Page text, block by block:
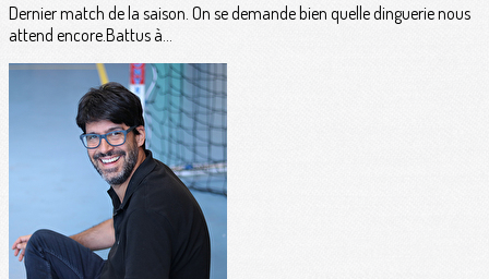
Dernier match de la saison. On se demande bien quelle dinguerie nous
attend encore.Battus à...